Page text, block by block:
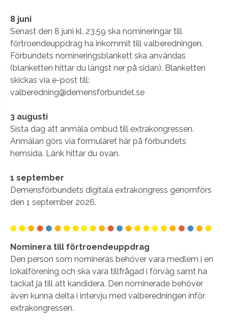
8 juni
Senast den 8 juni kl. 23.59 ska nomineringar till
förtroendeuppdrag ha inkommit till valberedningen.
Förbundets nomineringsblankett ska användas
(blanketten hittar du längst ner på sidan). Blanketten
skickas via e-post till:
valberedning@demensforbundet.se
3 augusti
Sista dag att anmäla ombud till extrakongressen.
Anmälan görs via formuläret här på förbundets
hemsida. Länk hittar du ovan.
1 september
Demensförbundets digitala extrakongress genomförs
den 1 september 2026.
Nominera till förtroendeuppdrag
Den person som nomineras behöver vara medlem i en
lokalförening och ska vara tillfrågad i förväg samt ha
tackat ja till att kandidera. Den nominerade behöver
även kunna delta i intervju med valberedningen inför
extrakongressen.